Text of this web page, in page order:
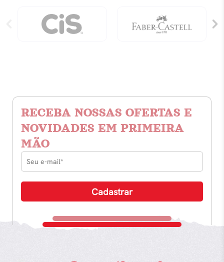
RECEBA NOSSAS OFERTAS E
NOVIDADES EM PRIMEIRA
MÃO